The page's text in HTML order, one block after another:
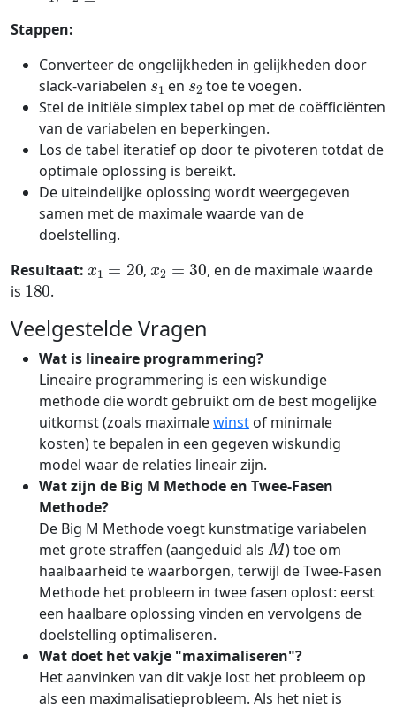
Stappen:
Converteer de ongelijkheden in gelijkheden door
slack-variabelen
s1
en
s2
toe te voegen.
Stel de initiële simplex tabel op met de coëfficiënten
van de variabelen en beperkingen.
Los de tabel iteratief op door te pivoteren totdat de
optimale oplossing is bereikt.
De uiteindelijke oplossing wordt weergegeven
samen met de maximale waarde van de
doelstelling.
Resultaat:
,
, en de maximale waarde
is
180
.
Veelgestelde Vragen
Wat is lineaire programmering?
Lineaire programmering is een wiskundige
methode die wordt gebruikt om de best mogelijke
uitkomst (zoals maximalewinst of minimale
kosten) te bepalen in een gegeven wiskundig
model waar de relaties lineair zijn.
Wat zijn de Big M Methode en Twee-Fasen
Methode?
De Big M Methode voegt kunstmatige variabelen
met grote straffen (aangeduid als
M
) toe om
haalbaarheid te waarborgen, terwijl de Twee-Fasen
Methode het probleem in twee fasen oplost: eerst
een haalbare oplossing vinden en vervolgens de
doelstelling optimaliseren.
Wat doet het vakje "maximaliseren"?
Het aanvinken van dit vakje lost het probleem op
als een maximalisatieprobleem. Als het niet is